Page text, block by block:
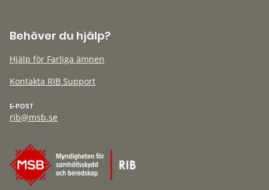
Behöver du hjälp?
Hjälp för Farliga ämnen
Kontakta RIB Support
E-POST
rib@msb.se